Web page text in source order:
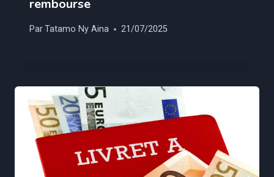
rembourse
ParTatamo Ny Aina 21/07/2025